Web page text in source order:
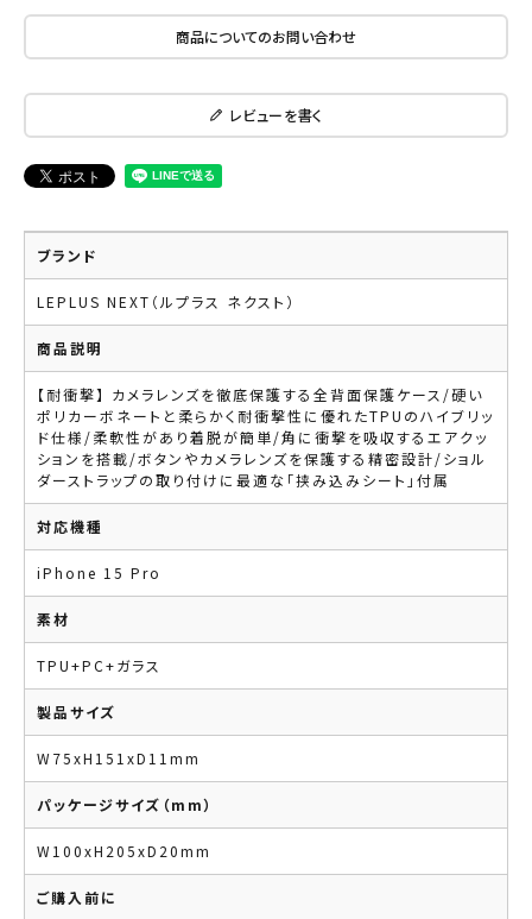
商品についてのお問い合わせ
レビューを書く
ブランド
LEPLUS NEXT（ルプラス ネクスト）
商品説明
【耐衝撃】 カメラレンズを徹底保護する全背面保護ケース/硬い
ポリカーボネートと柔らかく耐衝撃性に優れたTPUのハイブリッ
ド仕様/柔軟性があり着脱が簡単/角に衝撃を吸収するエアクッ
ションを搭載/ボタンやカメラレンズを保護する精密設計/ショル
ダーストラップの取り付けに最適な「挟み込みシート」付属
対応機種
iPhone 15 Pro
素材
TPU+PC+ガラス
製品サイズ
W75xH151xD11mm
パッケージサイズ（mm）
W100xH205xD20mm
ご購入前に